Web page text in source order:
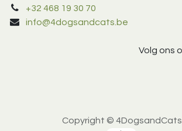
+32 468 19 30 70
info@4dogsandcats.be
Volg ons
Copyright © 4DogsandCats